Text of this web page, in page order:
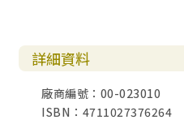
詳細資料
廠商編號：00-023010
ISBN：4711027376264